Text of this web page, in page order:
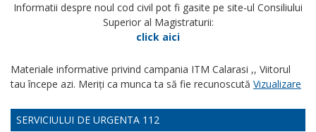
Informatii despre noul cod civil pot fi gasite pe site-ul Consiliului
Superior al Magistraturii:
click aici
Materiale informative privind campania ITM Calarasi ,, Viitorul
tau începe azi. Meriți ca munca ta să fie recunoscută Vizualizare
SERVICIULUI DE URGENTA 112